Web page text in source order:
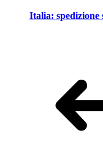
Italia: